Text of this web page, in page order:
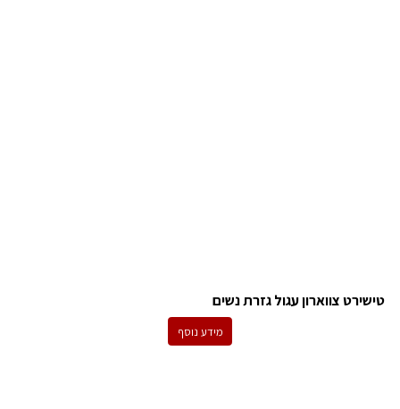
טישירט צווארון עגול גזרת נשים
מידע נוסף